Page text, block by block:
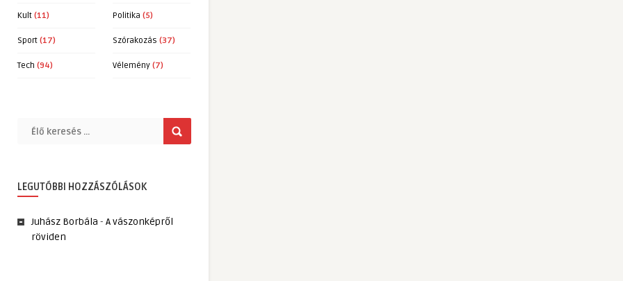
Kult (11) Politika (5)
Sport (17) Szórakozás (37)
Tech (94) Vélemény (7)
LEGUTÓBBI HOZZÁSZÓLÁSOK
Juhász Borbála - A vászonképről
röviden